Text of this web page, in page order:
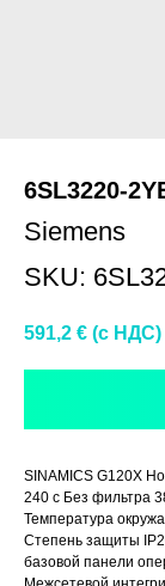
6SL3220-
Siemens
SKU:
591,2 € (c НДС)
SINAMICS G120X
240 с Без фильтра
Температура
Степень защиты
базовой панели